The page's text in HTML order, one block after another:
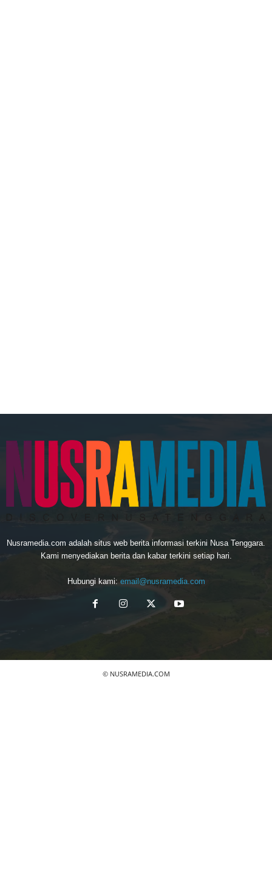
Nusramedia.com adalah situs web berita informasi terkini Nusa Tenggara.
Kami menyediakan berita dan kabar terkini setiap hari.
Hubungi kami: email@nusramedia.com
© NUSRAMEDIA.COM